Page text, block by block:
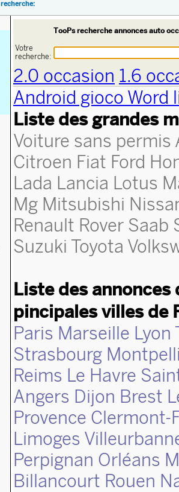
TooPs recherche annonces auto
Votre
recherche:
2.0 occasion 1.6
Android gioco Word
Liste des grandes
Voiture sans permis
Citroen Fiat Ford
Lada Lancia Lotus
Mg Mitsubishi
Renault Rover Saab
Suzuki Toyota
Liste des
pincipales villes de
Paris Marseille Lyon
Strasbourg
Reims Le Havre
Angers Dijon Brest
Provence Clermont-
Limoges
Perpignan Orléans
Billancourt Rouen